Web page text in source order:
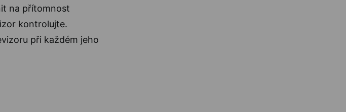
na přítomnost
kontrolujte.
při každém jeho